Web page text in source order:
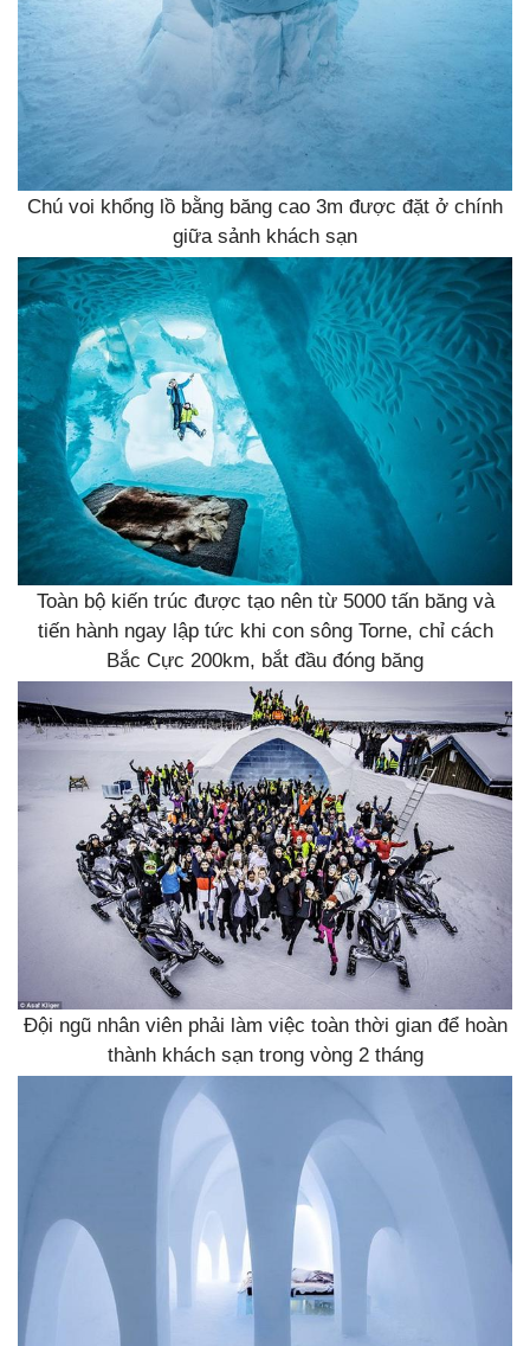
Chú voi khổng lồ bằng băng cao 3m được đặt ở chính
giữa sảnh khách sạn
Toàn bộ kiến trúc được tạo nên từ 5000 tấn băng và
tiến hành ngay lập tức khi con sông Torne, chỉ cách
Bắc Cực 200km, bắt đầu đóng băng
Đội ngũ nhân viên phải làm việc toàn thời gian để hoàn
thành khách sạn trong vòng 2 tháng